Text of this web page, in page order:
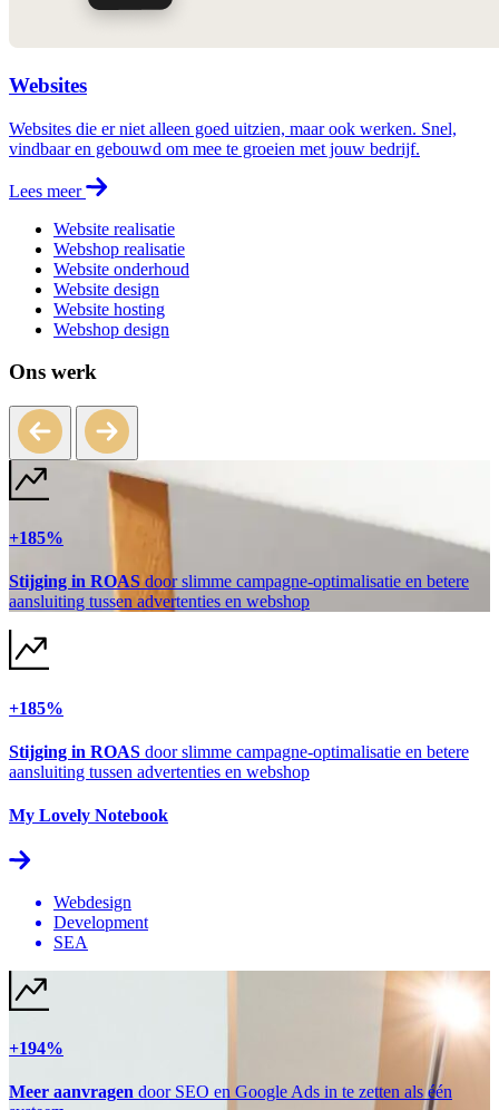
Websites
Websites die er niet alleen goed uitzien, maar ook werken. Snel,
vindbaar en gebouwd om mee te groeien met jouw bedrijf.
Lees meer
Website realisatie
Webshop realisatie
Website onderhoud
Website design
Website hosting
Webshop design
Ons werk
+185%
Stijging in ROAS door slimme campagne-optimalisatie en betere
aansluiting tussen advertenties en webshop
+185%
Stijging in ROAS door slimme campagne-optimalisatie en betere
aansluiting tussen advertenties en webshop
My Lovely Notebook
Webdesign
Development
SEA
+194%
Meer aanvragen door SEO en Google Ads in te zetten als één